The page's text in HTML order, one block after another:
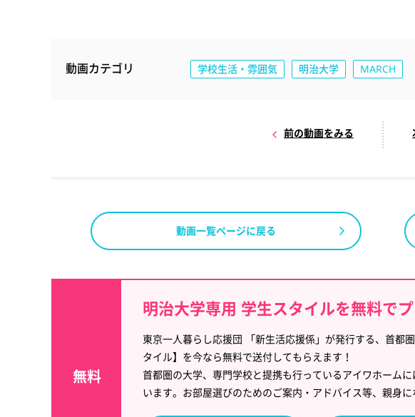
動画カテゴリ 学校生活・雰囲気 明治大学 MARCH
前の動画をみる
動画一覧ページに戻る
無料
明治大学専用 学生スタイルを無料でプ
東京一人暮らし応援団 「新生活応援係」が発行する、首都
タイル】を今なら無料で送付してもらえます！
首都圏の大学、専門学校と提携も行っているアイワホーム
います。お部屋選びのためのご案内・アドバイス等、親身に